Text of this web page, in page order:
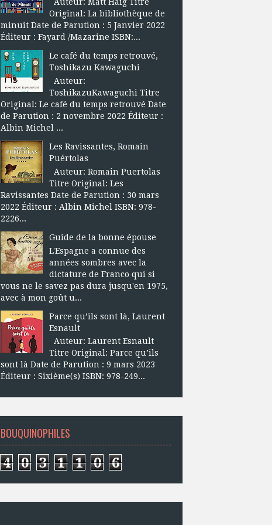
Original: La bibliothèque de
minuit Date de Parution : 5 Janvier 2022
Éditeur : Fayard /Mazarine ISBN:...
Le café du temps retrouvé,
Toshikazu Kawaguchi
Auteur:
ToshikazuKawaguchi Titre
Original: Le café du temps retrouvé Date
de Parution : 2 novembre 2022 Éditeur :
Albin Michel ...
Les Ravissantes, Romain
Puértolas
Auteur: Romain Puertolas
Titre Original: Les
Ravissantes Date de Parution : 30 mars
2022 Éditeur : Albin Michel ISBN: 978-
2226...
Guide de la bonne épouse
L'Espagne a connue des
années sombres avec la
dictature de Franco qui si
vous ne le savez pas dura jusqu'en 1975,
avec à mon goût u...
Parce qu’ils sont là, Laurent
Esnault
Auteur: Laurent Esnault
Titre Original: Parce qu’ils
sont là Date de Parution : 9 mars 2023
Éditeur : Sixième(s) ISBN: 978-249...
BOUQUINOPHILES
4 0 3 1 1 0 6